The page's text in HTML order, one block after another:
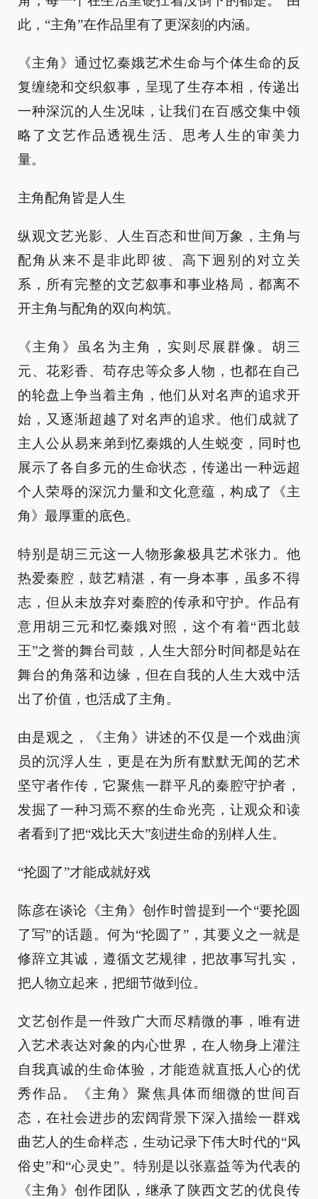
此，“主角”在作品里有了更深刻的内涵。
《主角》通过忆秦娥艺术生命与个体生命的反
复缠绕和交织叙事，呈现了生存本相，传递出
一种深沉的人生况味，让我们在百感交集中领
略了文艺作品透视生活、思考人生的审美力
量。
主角配角皆是人生
纵观文艺光影、人生百态和世间万象，主角与
配角从来不是非此即彼、高下迥别的对立关
系，所有完整的文艺叙事和事业格局，都离不
开主角与配角的双向构筑。
《主角》虽名为主角，实则尽展群像。胡三
元、花彩香、苟存忠等众多人物，也都在自己
的轮盘上争当着主角，他们从对名声的追求开
始，又逐渐超越了对名声的追求。他们成就了
主人公从易来弟到忆秦娥的人生蜕变，同时也
展示了各自多元的生命状态，传递出一种远超
个人荣辱的深沉力量和文化意蕴，构成了《主
角》最厚重的底色。
特别是胡三元这一人物形象极具艺术张力。他
热爱秦腔，鼓艺精湛，有一身本事，虽多不得
志，但从未放弃对秦腔的传承和守护。作品有
意用胡三元和忆秦娥对照，这个有着“西北鼓
王”之誉的舞台司鼓，人生大部分时间都是站在
舞台的角落和边缘，但在自我的人生大戏中活
出了价值，也活成了主角。
由是观之，《主角》讲述的不仅是一个戏曲演
员的沉浮人生，更是在为所有默默无闻的艺术
坚守者作传，它聚焦一群平凡的秦腔守护者，
发掘了一种习焉不察的生命光亮，让观众和读
者看到了把“戏比天大”刻进生命的别样人生。
“抡圆了”才能成就好戏
陈彦在谈论《主角》创作时曾提到一个“要抡圆
了写”的话题。何为“抡圆了”，其要义之一就是
修辞立其诚，遵循文艺规律，把故事写扎实，
把人物立起来，把细节做到位。
文艺创作是一件致广大而尽精微的事，唯有进
入艺术表达对象的内心世界，在人物身上灌注
自我真诚的生命体验，才能造就直抵人心的优
秀作品。《主角》聚焦具体而细微的世间百
态，在社会进步的宏阔背景下深入描绘一群戏
曲艺人的生命样态，生动记录下伟大时代的“风
俗史”和“心灵史”。特别是以张嘉益等为代表的
《主角》创作团队，继承了陕西文艺的优良传